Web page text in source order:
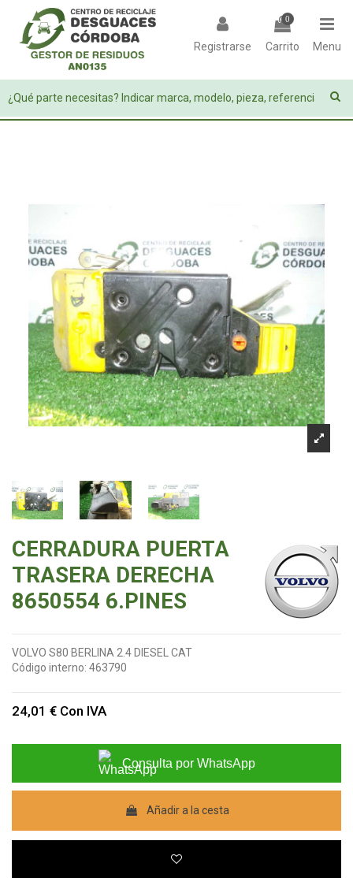
Registrarse
0
Carrito Menu
CERRADURA PUERTA
TRASERA DERECHA
8650554 6.PINES
VOLVO S80 BERLINA 2.4 DIESEL CAT
Código interno: 463790
24,01 € Con IVA
Consulta por WhatsApp
Añadir a la cesta